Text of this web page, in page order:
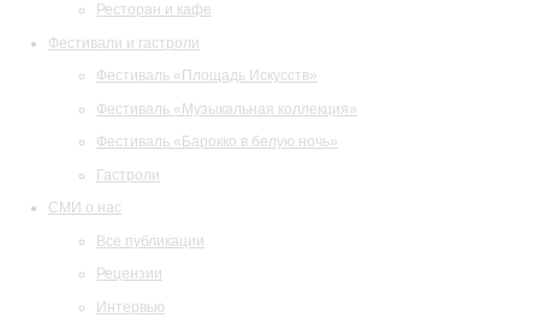
Ресторан и кафе
Фестивали и гастроли
Фестиваль «Площадь Искусств»
Фестиваль «Музыкальная коллекция»
Фестиваль «Барокко в белую ночь»
Гастроли
СМИ о нас
Все публикации
Рецензии
Интервью